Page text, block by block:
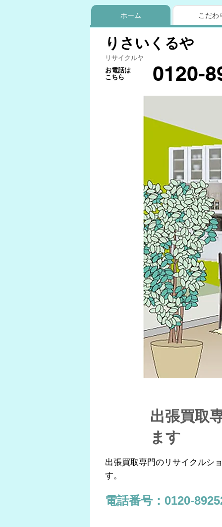
ホーム こだわ
りさいくるや
リサイクルヤ
お電話は
こちら
0120-
出張買取
ます
出張買取専門のリサイクルシ
す。
電話番号：0120-